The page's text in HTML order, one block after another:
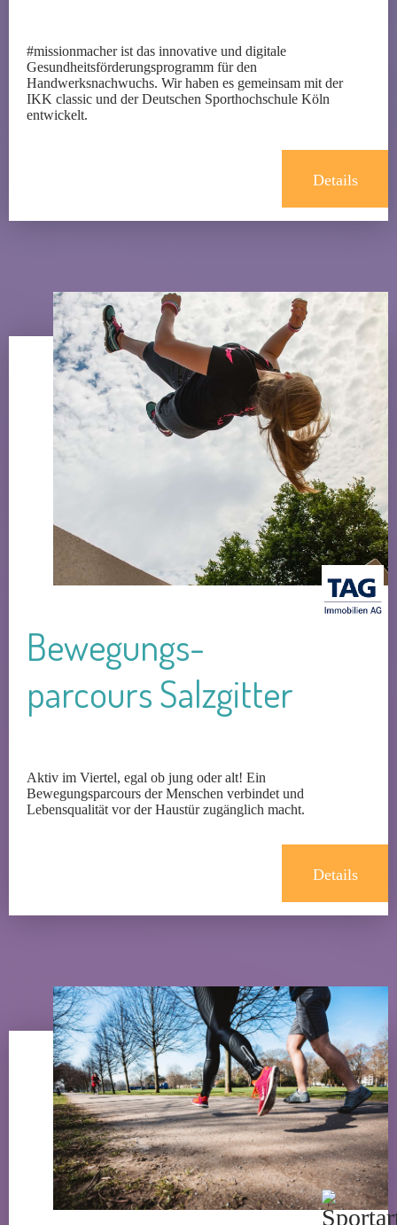
#missionmacher ist das innovative und digitale
Gesundheitsförderungsprogramm für den
Handwerksnachwuchs. Wir haben es gemeinsam mit der
IKK classic und der Deutschen Sporthochschule Köln
entwickelt.
Details
Bewegungs­
parcours Salzgitter
Aktiv im Viertel, egal ob jung oder alt! Ein
Bewegungsparcours der Menschen verbindet und
Lebensqualität vor der Haustür zugänglich macht.
Details